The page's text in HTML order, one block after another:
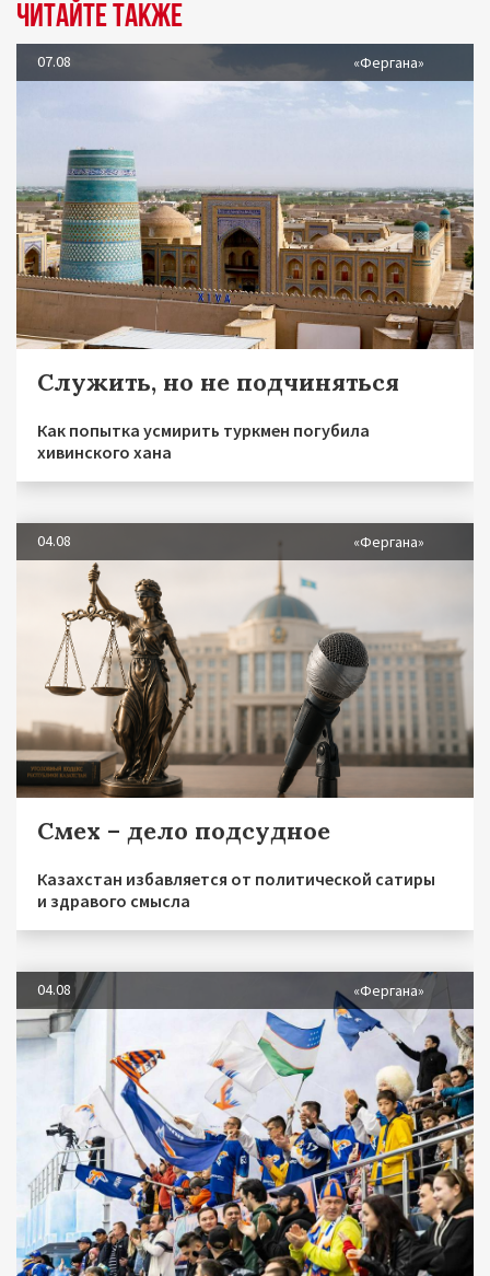
Читайте также
07.08 «Фергана»
Служить, но не подчиняться
Как попытка усмирить туркмен погубила
хивинского хана
04.08 «Фергана»
Смех – дело подсудное
Казахстан избавляется от политической сатиры
и здравого смысла
04.08 «Фергана»